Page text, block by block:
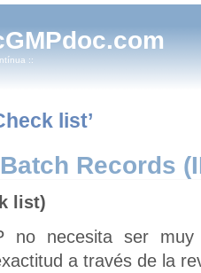
::
list’
Records
list)
no necesita ser muy
a través de la